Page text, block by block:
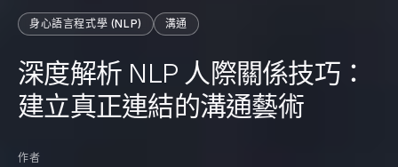
身心語言程式學 (NLP) 溝通
深度解析 NLP 人際關係技巧：
建立真正連結的溝通藝術
作者